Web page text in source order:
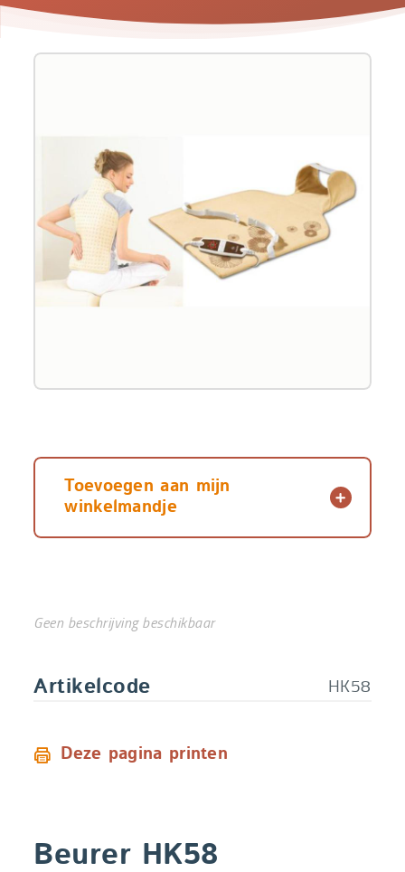
Product
Beurer
verwarmingskussen
rug/nek
Toevoegen aan mijn
winkelmandje
Geen beschrijving beschikbaar
Artikelcode HK58
Deze pagina printen
Beurer HK58